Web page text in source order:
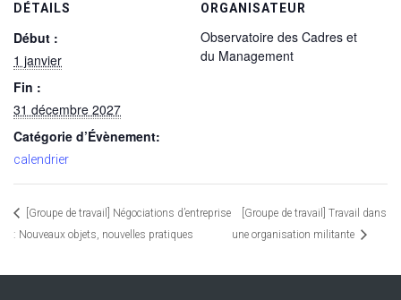
DÉTAILS
Début :
1 janvier
Fin :
31 décembre 2027
Catégorie d’Évènement:
calendrier
ORGANISATEUR
Observatoire des Cadres et
du Management
[Groupe de travail] Négociations d’entreprise
: Nouveaux objets, nouvelles pratiques
[Groupe de travail] Travail dans
une organisation militante